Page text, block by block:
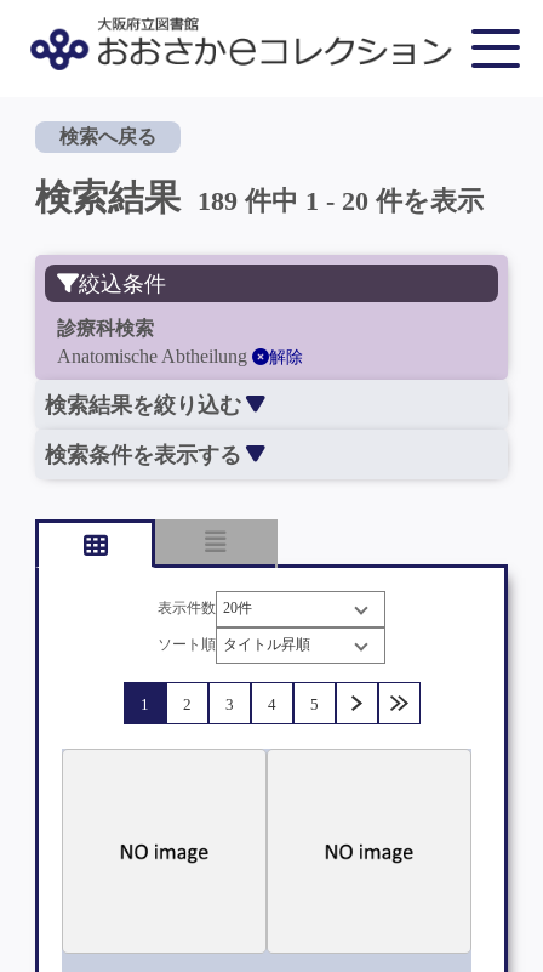
検索へ戻る
検索結果 189 件中 1 - 20 件を表示
絞込条件
診療科検索
Anatomische Abtheilung
解除
検索結果を絞り込む
検索条件を表示する
表示件数
ソート順
1 2 3 4 5